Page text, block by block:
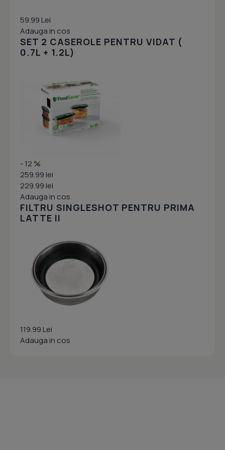
59.99 Lei
Adauga in cos
SET 2 CASEROLE PENTRU VIDAT (
0.7L + 1.2L)
- 12 %
259.99 lei
229.99 lei
Adauga in cos
FILTRU SINGLESHOT PENTRU PRIMA
LATTE II
119.99 Lei
Adauga in cos